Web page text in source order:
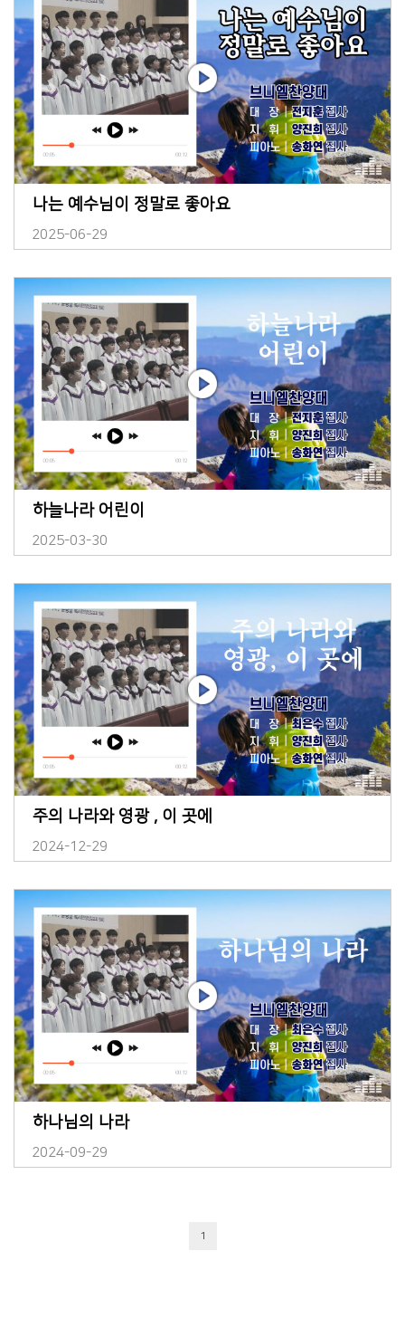
나는 예수님이 정말로 좋아요
2025-06-29
하늘나라 어린이
2025-03-30
주의 나라와 영광 , 이 곳에
2024-12-29
하나님의 나라
2024-09-29
1